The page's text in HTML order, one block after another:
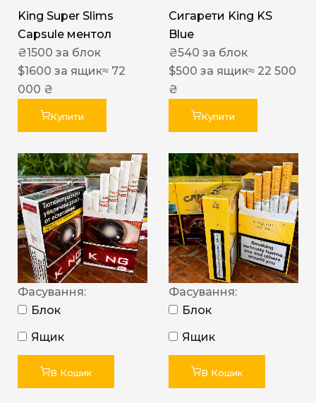
King Super Slims
Capsule ментол
₴1500 за блок
$1600 за ящик≈ 72
000 ₴
Купити
Сигарети King KS
Blue
₴540 за блок
$500 за ящик≈ 22 500
₴
Купити
Фасування:
Блок
Ящик
В Кошик
Фасування:
Блок
Ящик
В Кошик